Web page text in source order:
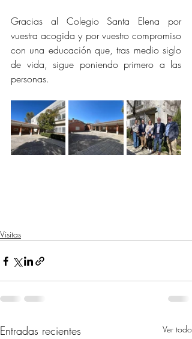
Gracias al Colegio Santa Elena por
vuestra acogida y por vuestro compromiso
con una educación que, tras medio siglo
de vida, sigue poniendo primero a las
personas.
Visitas
Entradas recientes Ver todo